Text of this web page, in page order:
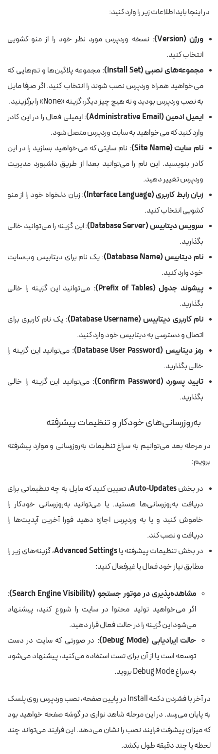
در اینجا باید اطلاعات زیر را وارد کنید:
ورژن (Version)
: نسخه وردپرس مورد نظر خود را از منو کشویی
انتخاب کنید.
مجموعه‌های نصبی (Install Set)
: مجموعه پلاگین‌ها و تم‌هایی که
می‌خواهید همراه وردپرس نصب شوند را انتخاب کنید. اگر صرفا مایل
به نصب وردپرس بودید و نه هیچ چیز دیگر، گزینه «None» را برگزینید.
ایمیل ادمین (Administrative Email)
: ایمیلی فعال را در این کادر
وارد کنید که می‌خواهید به سایت وردپرس متصل شود.
نام سایت (Site Name)
: نام سایتی که می‌خواهید بسازید را در این
کادر بنویسید. این نام را می‌توانید بعدا از طریق داشبورد مدیریت
وردپرس تغییر دهید.
زبان رابط کاربری (Interface Language)
: زبان دلخواه خود را از منو
کشویی انتخاب کنید.
سرویس دیتابیس (Database Server)
: این گزینه را می‌توانید خالی
بگذارید.
نام دیتابیس (Database Name)
: یک نام برای دیتابیس وب‌سایت
خود وارد کنید.
پیشوند جدول (Prefix of Tables)
: می‌توانید این گزینه را خالی
بگذارید.
نام کاربری دیتابیس (Database Username)
: یک نام کاربری برای
اتصال و دسترسی به دیتابیس خود وارد کنید.
رمز دیتابیس (Database User Password)
: می‌توانید این گزینه را
خالی بگذارید.
تایید پسورد (Confirm Password)
: می‌توانید این گزینه را خالی
بگذارید.
به‌روزرسانی‌های خودکار و تنظیمات پیشرفته
در مرحله بعد می‌توانیم به سراغ تنظیمات به‌روزرسانی و موارد پیشرفته
برویم:
در بخشAuto-Updates، تعیین کنید که مایل به چه تنظیماتی برای
دریافت به‌روزرسانی‌ها هستید. یا می‌توانید به‌روزرسانی خودکار را
خاموش کنید و یا به وردپرس اجازه دهید فورا آخرین آپدیت‌ها را
دریافت و نصب کند.
در بخش تنظیمات پیشرفته یاAdvanced Settings، گزینه‌های زیر را
مطابق نیاز خود فعال یا غیرفعال کنید:
مشاهده‌پذیری در موتور جستجو (Search Engine Visibility)
:
اگر می‌خواهید تولید محتوا در سایت را شروع کنید، پیشنهاد
می‌شود این گزینه را در حالت فعال قرار دهید.
حالت ایرادیابی (Debug Mode)
: در صورتی که سایت در دست
توسعه است یا از آن برای تست استفاده می‌کنید، پیشنهاد می‌شود
به سراغ Debug Mode بروید.
در آخر با فشردن دکمه Install در پایین صفحه، نصب وردپرس روی پلسک
به پایان می‌رسد. در این مرحله شاهد نواری در گوشه صفحه خواهید بود
که میزان پیشرفت فرایند نصب را نشان می‌دهد. این فرایند می‌تواند چند
لحظه یا چند دقیقه طول بکشد.